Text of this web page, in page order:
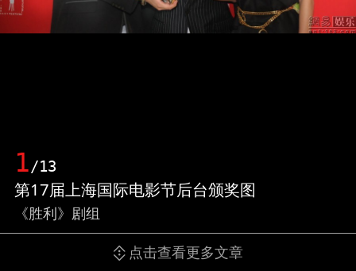
1/13
第17届上海国际电影节后台颁奖图
《胜利》剧组
点击查看更多文章